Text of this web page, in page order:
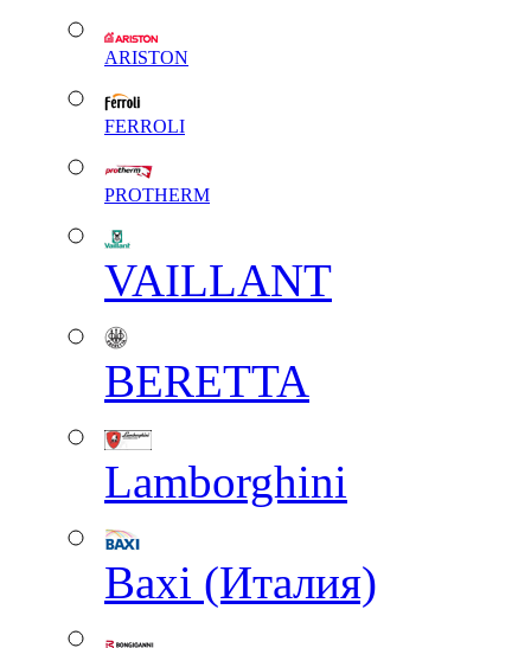
ARISTON
FERROLI
PROTHERM
VAILLANT
BERETTA
Lamborghini
Baxi (Италия)